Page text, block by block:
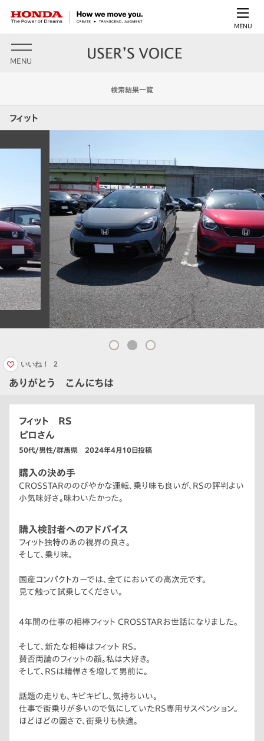
MENU
MENU
検索結果一覧
フィット
ありがとう こんにちは
いいね！ 2
フィット RS
ピロさん
50代/男性/群馬県 2024年4月10日投稿
購入の決め手
CROSSTARののびやかな運転、乗り味も良いが、RSの評判よい
小気味好さ。味わいたかった。
購入検討者へのアドバイス
フィット独特のあの視界の良さ。
そして、乗り味。
国産コンパクトカーでは、全てにおいての高次元です。
見て触って試乗してください。
4年間の仕事の相棒フィット CROSSTARお世話になりました。
そして、新たな相棒はフィット RS。
賛否両論のフィットの顔。私は大好き。
そして、RSは精悍さを増して男前に。
話題の走りも、キビキビし、気持ちいい。
仕事で街乗りが多いので気にしていたRS専用サスペンション。
ほどほどの固さで、街乗りも快適。